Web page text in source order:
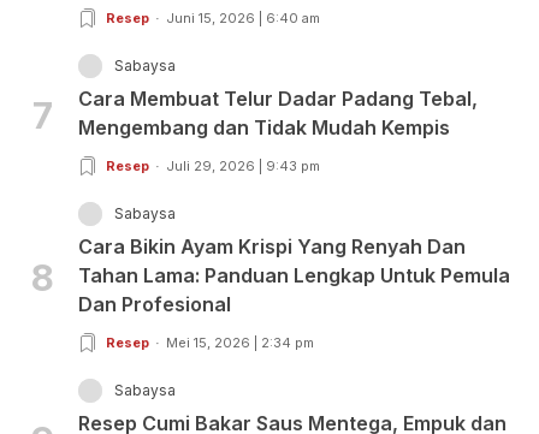
Resep Juni 15, 2026 | 6:40 am
7
Sabaysa
Cara Membuat Telur Dadar Padang Tebal,
Mengembang dan Tidak Mudah Kempis
Resep Juli 29, 2026 | 9:43 pm
8
Sabaysa
Cara Bikin Ayam Krispi Yang Renyah Dan
Tahan Lama: Panduan Lengkap Untuk Pemula
Dan Profesional
Resep Mei 15, 2026 | 2:34 pm
Sabaysa
Resep Cumi Bakar Saus Mentega, Empuk dan